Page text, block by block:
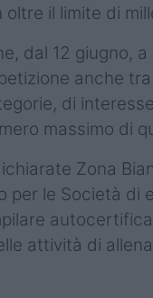
oltre il limite di
dal 12 giugno, a
anche
di
massimo di
Zona
per le Società di
attività di